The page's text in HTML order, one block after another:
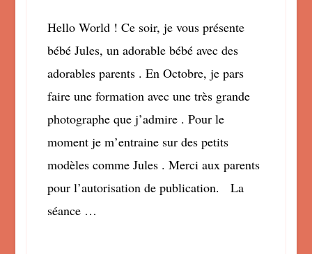
Hello World ! Ce soir, je vous présente
bébé Jules, un adorable bébé avec des
adorables parents . En Octobre, je pars
faire une formation avec une très grande
photographe que j’admire . Pour le
moment je m’entraine sur des petits
modèles comme Jules . Merci aux parents
pour l’autorisation de publication. La
séance …